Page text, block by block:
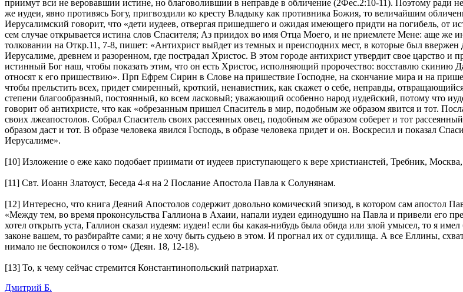
приимут вси не веровавшии истине, но благоволившии в неправде в обличение (2Фес.2:10-11). Поэтому ради
же иудеи, явно противясь Богу, пригвоздили ко кресту Владыку как противника Божия, то величайшим
Иерусалимский говорит, что «дети иудеев, отвергая пришедшего и ожидая имеющего придти на погибель, от
сем случае открывается истина слов Спасителя; Аз приидох во имя Отца Моего, и не npиемлете Мене: аще же
толковании на Откр.11, 7-8, пишет: «Антихрист выйдет из темных и преисподних мест, в которые был
Иерусалиме, древнем и разоренном, где пострадал Христос. В этом городе антихрист утвердит свое царство
истинный Бог наш, чтобы показать этим, что он есть Христос, исполняющий пророчество: восставлю скинию
относят к его пришествию». Прп Ефрем Сирин в Слове на пришествие Господне, на скончание мира и на
чтобы прельстить всех, придет смиренный, кроткий, ненавистник, как скажет о себе, неправды,
степени благообразный, постоянный, ко всем ласковый; уважающий особенно народ иудейский, потому что
говорит об антихристе, что как «обрезанным пришел Спаситель в мир, подобным же образом явится и тот.
своих лжеапостолов. Собрал Спаситель своих рассеянных овец, подобным же образом соберет и тот
образом даст и тот. В образе человека явился Господь, в образе человека придет и он. Воскресил и показал
Иерусалиме».
[10] Изложение о еже како подобает приимати от иудеев приступающего к вере христианстей, Требник, Москва,
[11] Свт. Иоанн Златоуст, Беседа 4-я на 2 Послание Апостола Павла к Солунянам.
[12] Интересно, что книга Деяний Апостолов содержит довольно комический эпизод, в котором сам апостол
«Между тем, во время проконсульства Галлиона в Ахаии, напали иудеи единодушно на Павла и привели его
хотел открыть уста, Галлион сказал иудеям: иудеи! если бы какая-нибудь была обида или злой умысел, то я
законе вашем, то разбирайте сами; я не хочу быть судьею в этом. И прогнал их от судилища. А все Еллины,
нимало не беспокоился о том» (Деян. 18, 12-18).
[13] То, к чему сейчас стремится Константинопольский патриархат.
Дмитрий Б.